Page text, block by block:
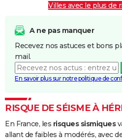
Villes avec le plus de
A ne pas manquer
Recevez nos astuces et bons
mail.
En savoir plus sur notre politique de
RISQUE DE SÉISME À
En France, les risques sismiques
allant de faibles à modérés, avec